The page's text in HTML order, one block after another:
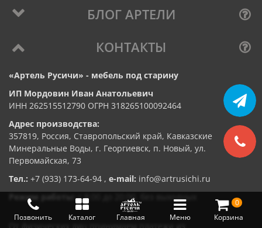
Меню
Позвонить Каталог Главная
0
Корзина
БЛОГ АРТЕЛИ
КОНТАКТЫ
«Артель Русичи» - мебель под старину
ИП Мордовин Иван Анатольевич
ИНН 262515512790 ОГРН 318265100092464
Адрес производства:
357819, Россия, Ставропольский край, Кавказские
Минеральные Воды, г. Георгиевск, п. Новый, ул.
Первомайская, 73
Тел.: +7 (933) 173-64-94 , e-mail: info@artrusichi.ru
Режим работы:с 8:00 до 20:00, без выходных